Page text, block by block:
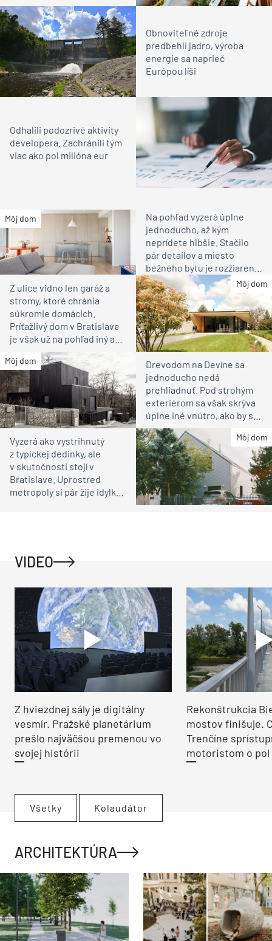
Obnoviteľné zdroje
predbehli jadro, výroba
energie sa naprieč
Európou líši
Odhalili podozrivé aktivity
developera. Zachránili tým
viac ako pol milióna eur
Môj dom
Na pohľad vyzerá úplne
jednoducho, až kým
neprídete hlbšie. Stačilo
pár detailov a miesto
bežného bytu je rozžiarené
bývanie pre rodinu
Môj dom
Z ulice vidno len garáž a
stromy, ktoré chránia
súkromie domácich.
Príťažlivý dom v Bratislave
je však už na pohľad iný ako
susedia
Môj dom
Drevodom na Devíne sa
jednoducho nedá
prehliadnuť. Pod strohým
exteriérom sa však skrýva
úplne iné vnútro, ako by ste
čakali
Môj dom
Vyzerá ako vystrihnutý
z typickej dedinky, ale
v skutočnosti stojí v
Bratislave. Uprostred
metropoly si pár žije idylku
VIDEO
Z hviezdnej sály je digitálny
vesmír. Pražské planetárium
prešlo najväčšou premenou vo
svojej histórii
Rekonštrukcia
mostov finišuje.
Trenčíne
motoristom o pol
Všetky Kolaudátor
ARCHITEKTÚRA